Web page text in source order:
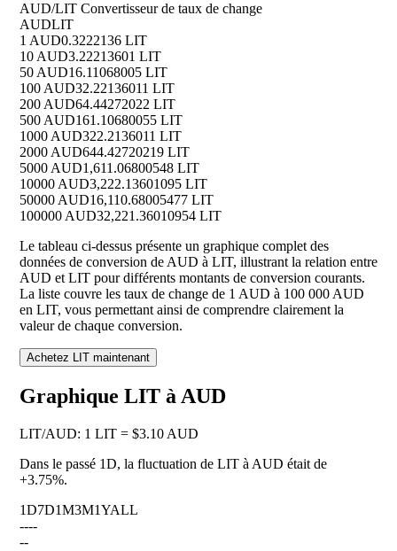
AUD/LIT Convertisseur de taux de change
AUDLIT
1 AUD0.3222136 LIT
10 AUD3.22213601 LIT
50 AUD16.11068005 LIT
100 AUD32.22136011 LIT
200 AUD64.44272022 LIT
500 AUD161.10680055 LIT
1000 AUD322.2136011 LIT
2000 AUD644.42720219 LIT
5000 AUD1,611.06800548 LIT
10000 AUD3,222.13601095 LIT
50000 AUD16,110.68005477 LIT
100000 AUD32,221.36010954 LIT
Le tableau ci-dessus présente un graphique complet des
données de conversion de AUD à LIT, illustrant la relation entre
AUD et LIT pour différents montants de conversion courants.
La liste couvre les taux de change de 1 AUD à 100 000 AUD
en LIT, vous permettant ainsi de comprendre clairement la
valeur de chaque conversion.
Achetez LIT maintenant
Graphique LIT à AUD
LIT/AUD: 1 LIT = $3.10 AUD
Dans le passé 1D, la fluctuation de LIT à AUD était de
+3.75%.
1D7D1M3M1YALL
----
--